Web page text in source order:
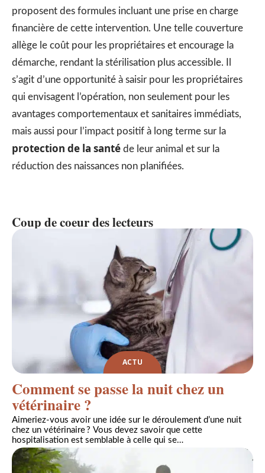
proposent des formules incluant une prise en charge
financière de cette intervention. Une telle couverture
allège le coût pour les propriétaires et encourage la
démarche, rendant la stérilisation plus accessible. Il
s’agit d’une opportunité à saisir pour les propriétaires
qui envisagent l’opération, non seulement pour les
avantages comportementaux et sanitaires immédiats,
mais aussi pour l’impact positif à long terme sur la
protection de la santé de leur animal et sur la
réduction des naissances non planifiées.
Coup de coeur des lecteurs
ACTU
Comment se passe la nuit chez un
vétérinaire ?
Aimeriez-vous avoir une idée sur le déroulement d’une nuit
chez un vétérinaire ? Vous devez savoir que cette
hospitalisation est semblable à celle qui se…